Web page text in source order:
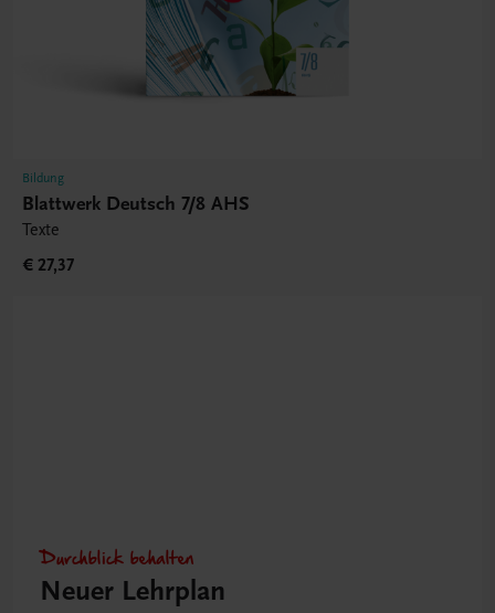
Bildung
Blattwerk Deutsch 7/8 AHS
Texte
€ 27,37
Durchblick behalten
Neuer Lehrplan